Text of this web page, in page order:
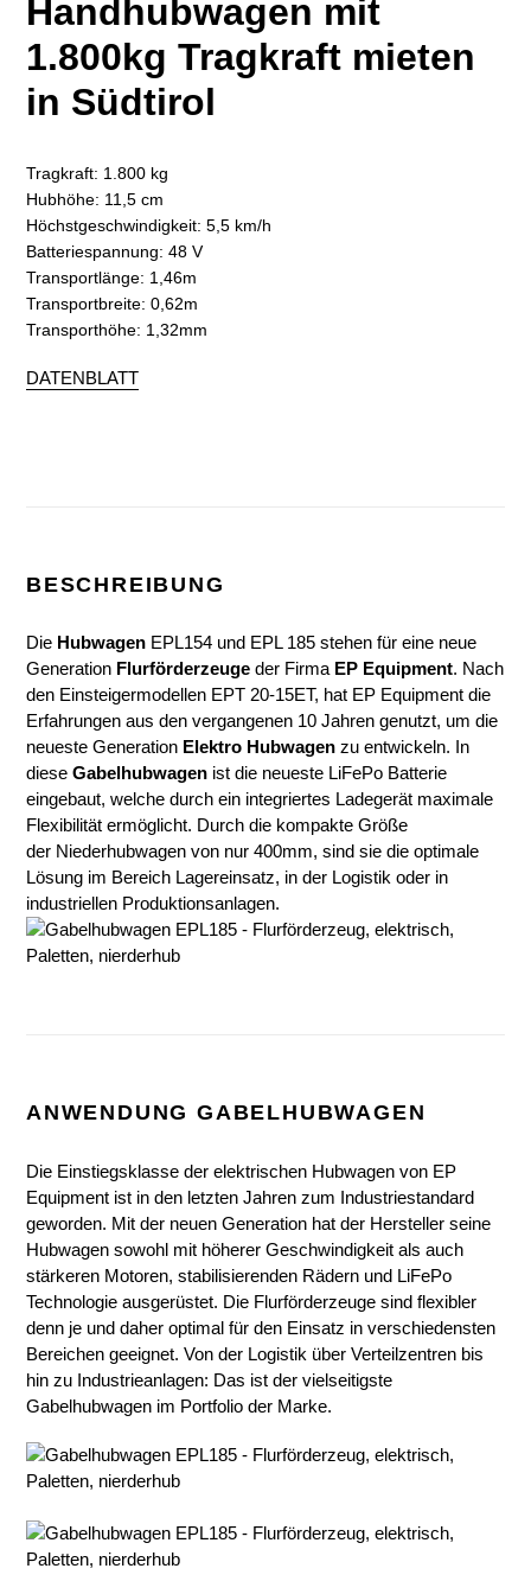
Handhubwagen mit
1.800kg Tragkraft mieten
in Südtirol
Tragkraft: 1.800 kg
Hubhöhe: 11,5 cm
Höchstgeschwindigkeit: 5,5 km/h
Batteriespannung: 48 V
Transportlänge: 1,46m
Transportbreite: 0,62m
Transporthöhe: 1,32mm
DATENBLATT
BESCHREIBUNG
Die Hubwagen EPL154 und EPL 185 stehen für eine neue
Generation Flurförderzeuge der Firma EP Equipment. Nach
den Einsteigermodellen EPT 20-15ET, hat EP Equipment die
Erfahrungen aus den vergangenen 10 Jahren genutzt, um die
neueste Generation Elektro Hubwagen zu entwickeln. In
diese Gabelhubwagen ist die neueste LiFePo Batterie
eingebaut, welche durch ein integriertes Ladegerät maximale
Flexibilität ermöglicht. Durch die kompakte Größe
der Niederhubwagen von nur 400mm, sind sie die optimale
Lösung im Bereich Lagereinsatz, in der Logistik oder in
industriellen Produktionsanlagen.
ANWENDUNG GABELHUBWAGEN
Die Einstiegsklasse der elektrischen Hubwagen von EP
Equipment ist in den letzten Jahren zum Industriestandard
geworden. Mit der neuen Generation hat der Hersteller seine
Hubwagen sowohl mit höherer Geschwindigkeit als auch
stärkeren Motoren, stabilisierenden Rädern und LiFePo
Technologie ausgerüstet. Die Flurförderzeuge sind flexibler
denn je und daher optimal für den Einsatz in verschiedensten
Bereichen geeignet. Von der Logistik über Verteilzentren bis
hin zu Industrieanlagen: Das ist der vielseitigste
Gabelhubwagen im Portfolio der Marke.